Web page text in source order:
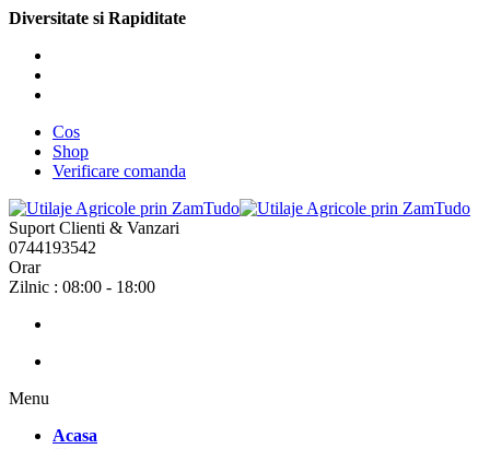
Diversitate si Rapiditate
Cos
Shop
Verificare comanda
Suport Clienti & Vanzari
0744193542
Orar
Zilnic : 08:00 - 18:00
Menu
Acasa